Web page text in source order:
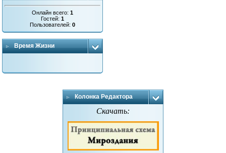
Онлайн всего:1
Гостей:1
Пользователей:0
Время Жизни
Колонка Редактора
Скачать: